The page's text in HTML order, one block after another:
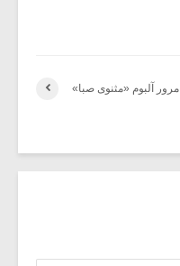
مرور آلبوم «مثنوی صبا»